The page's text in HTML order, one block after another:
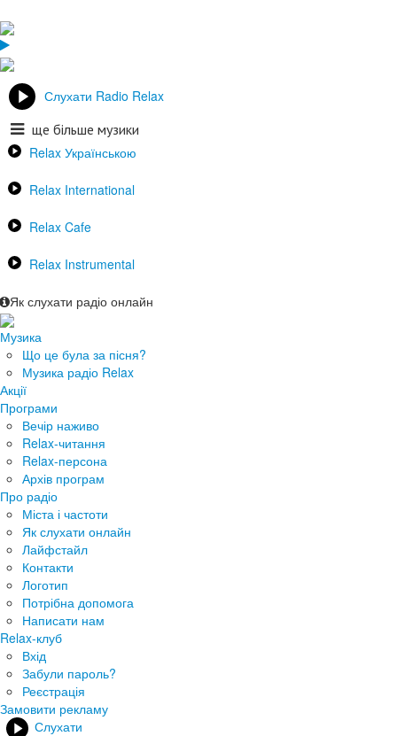
Слухати Radio Relax
ще більше музики
Relax Українською
Relax International
Relax Cafe
Relax Instrumental
Як слухати радіо онлайн
Музика
Що це була за пісня?
Музика радіо Relax
Акції
Програми
Вечір наживо
Relax-читання
Relax-персона
Архів програм
Про радіо
Міста і частоти
Як слухати онлайн
Лайфстайл
Контакти
Логотип
Потрібна допомога
Написати нам
Relax-клуб
Вхід
Забули пароль?
Реєстрація
Замовити рекламу
Слухати